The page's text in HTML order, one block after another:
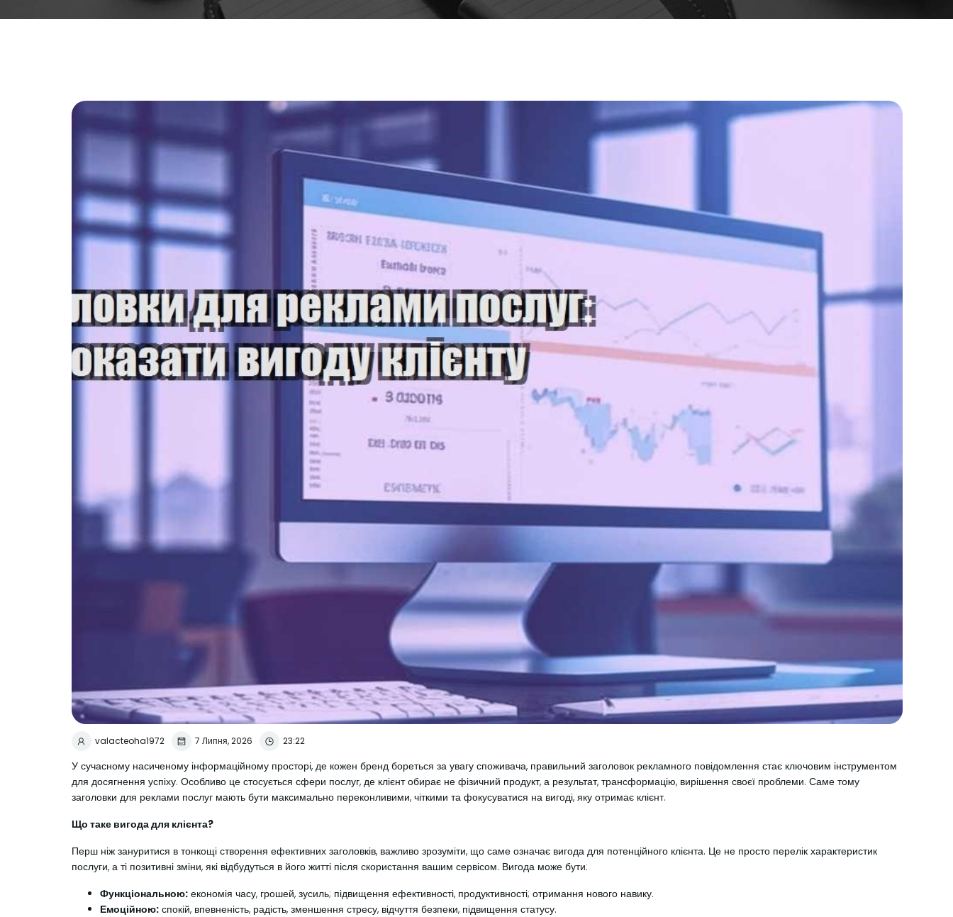
valacteoha1972 7 Липня, 2026 23:22
У сучасному насиченому інформаційному просторі, де кожен бренд бореться за увагу споживача, правильний заголовок рекламного повідомлення стає ключовим інструментом
для досягнення успіху. Особливо це стосується сфери послуг, де клієнт обирає не фізичний продукт, а результат, трансформацію, вирішення своєї проблеми. Саме тому
заголовки для реклами послуг мають бути максимально переконливими, чіткими та фокусуватися на вигоді, яку отримає клієнт.
Що таке вигода для клієнта?
Перш ніж зануритися в тонкощі створення ефективних заголовків, важливо зрозуміти, що саме означає вигода для потенційного клієнта. Це не просто перелік характеристик
послуги, а ті позитивні зміни, які відбудуться в його житті після скористання вашим сервісом. Вигода може бути:
Функціональною: економія часу, грошей, зусиль; підвищення ефективності, продуктивності; отримання нового навику.
Емоційною: спокій, впевненість, радість, зменшення стресу, відчуття безпеки, підвищення статусу.